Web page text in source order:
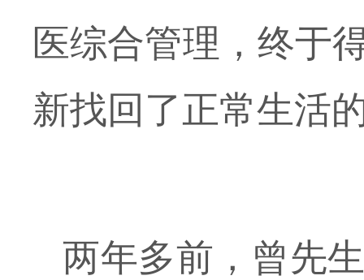
医综合管理 ，终于
新找回了正常生活
两年多前，曾先